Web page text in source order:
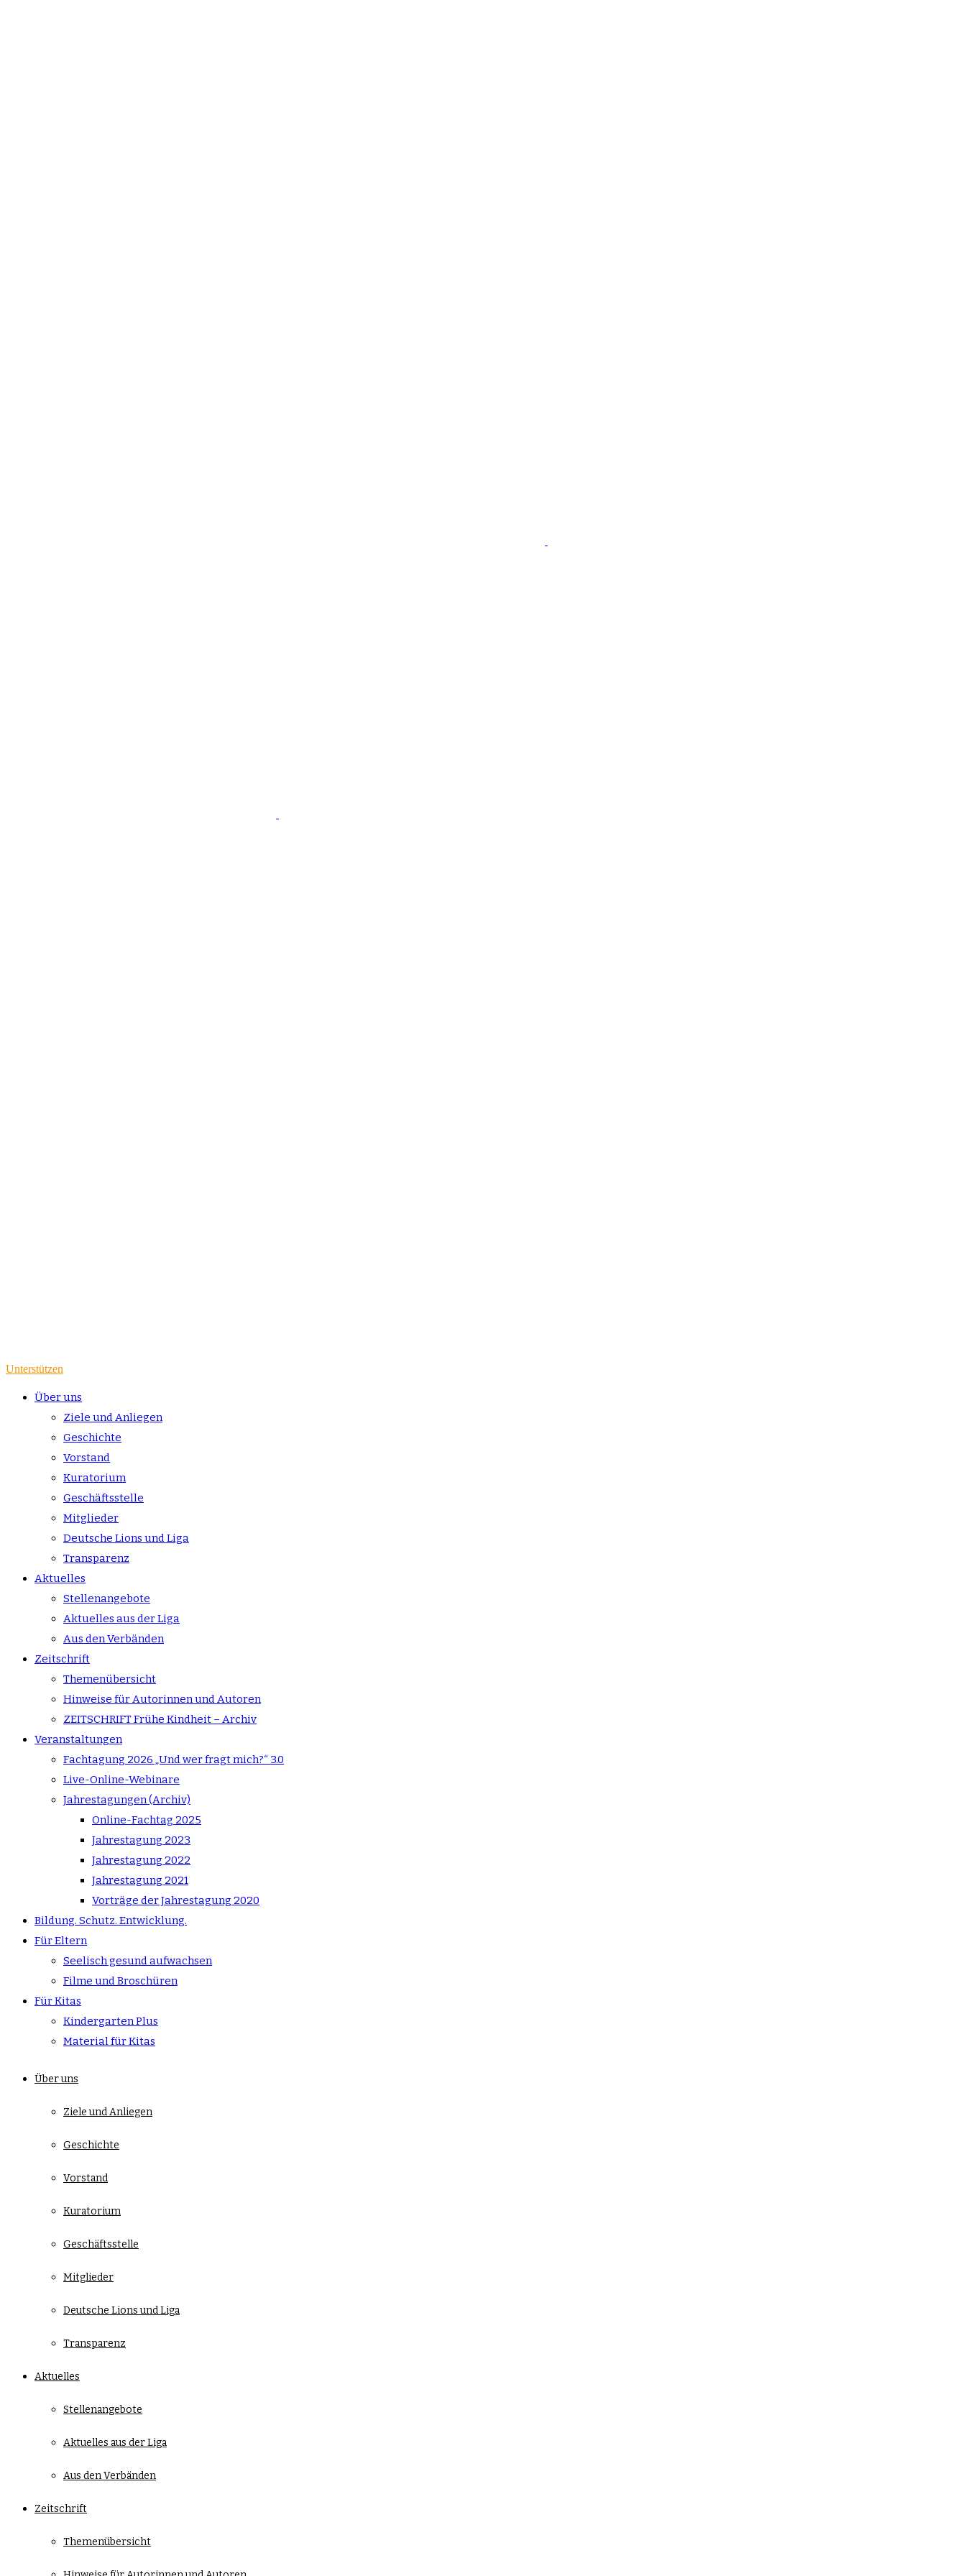
Unterstützen
Über uns
Ziele und Anliegen
Geschichte
Vorstand
Kuratorium
Geschäftsstelle
Mitglieder
Deutsche Lions und Liga
Transparenz
Aktuelles
Stellenangebote
Aktuelles aus der Liga
Aus den Verbänden
Zeitschrift
Themenübersicht
Hinweise für Autorinnen und Autoren
ZEITSCHRIFT Frühe Kindheit – Archiv
Veranstaltungen
Fachtagung 2026 „Und wer fragt mich?“ 3.0
Live-Online-Webinare
Jahrestagungen (Archiv)
Online-Fachtag 2025
Jahrestagung 2023
Jahrestagung 2022
Jahrestagung 2021
Vorträge der Jahrestagung 2020
Bildung. Schutz. Entwicklung.
Für Eltern
Seelisch gesund aufwachsen
Filme und Broschüren
Für Kitas
Kindergarten Plus
Material für Kitas
Über uns
Ziele und Anliegen
Geschichte
Vorstand
Kuratorium
Geschäftsstelle
Mitglieder
Deutsche Lions und Liga
Transparenz
Aktuelles
Stellenangebote
Aktuelles aus der Liga
Aus den Verbänden
Zeitschrift
Themenübersicht